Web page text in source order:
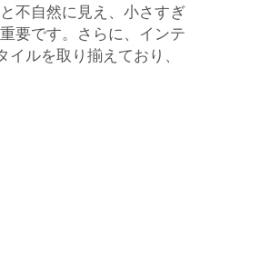
不自然に見え、小さすぎ
要です。さらに、インテ
ルを取り揃えており、